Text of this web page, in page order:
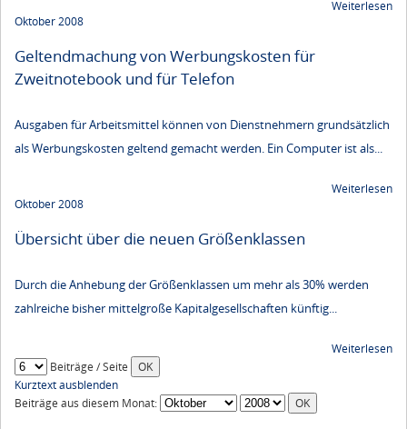
Weiterlesen
Oktober 2008
Geltendmachung von Werbungskosten für
Zweitnotebook und für Telefon
Ausgaben für Arbeitsmittel können von Dienstnehmern grundsätzlich
als Werbungskosten geltend gemacht werden. Ein Computer ist als...
Weiterlesen
Oktober 2008
Übersicht über die neuen Größenklassen
Durch die Anhebung der Größenklassen um mehr als 30% werden
zahlreiche bisher mittelgroße Kapitalgesellschaften künftig...
Weiterlesen
Beiträge / Seite
Kurztext ausblenden
Beiträge aus diesem Monat: